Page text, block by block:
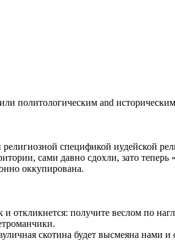
политологическим and
спецификой иудейской
сами давно сдохли, зато теперь
оккупирована.
получите веслом по
скотина будет высмеяна нами и